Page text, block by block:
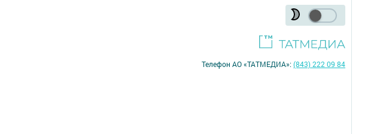
Телефон АО «ТАТМЕДИА»:(843) 222 09 84